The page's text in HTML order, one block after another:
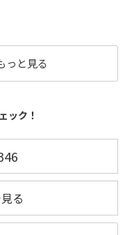
っと見る
ック！
る